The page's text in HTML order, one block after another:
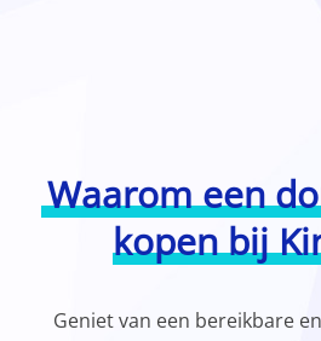
Waarom een
kopen bij
Geniet van een bereikbare